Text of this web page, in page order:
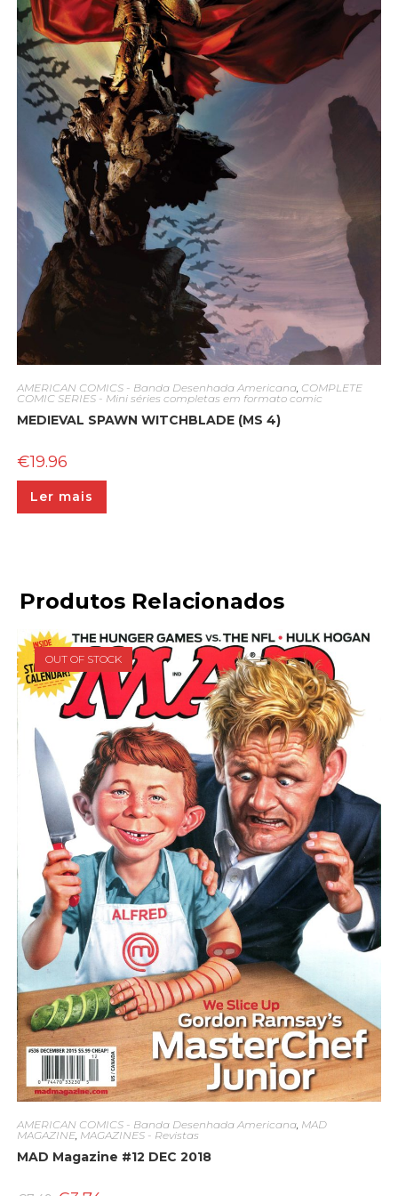
AMERICAN COMICS - Banda Desenhada Americana, COMPLETE
COMIC SERIES - Mini séries completas em formato comic
MEDIEVAL SPAWN WITCHBLADE (MS 4)
€19.96
Ler mais
Produtos Relacionados
OUT OF STOCK
AMERICAN COMICS - Banda Desenhada Americana, MAD
MAGAZINE, MAGAZINES - Revistas
MAD Magazine #12 DEC 2018